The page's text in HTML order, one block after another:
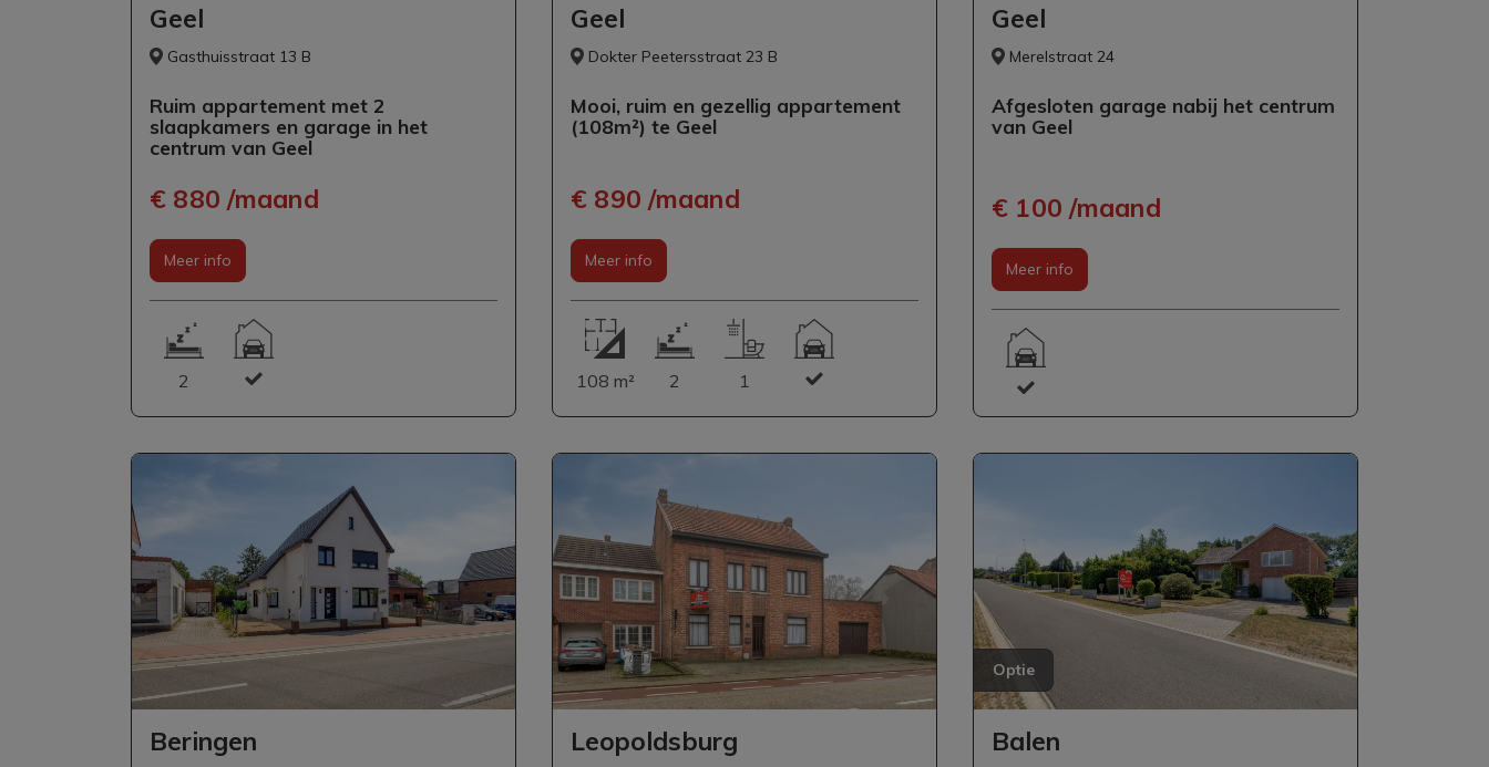
Geel
Gasthuisstraat 13 B
Ruim appartement met 2
slaapkamers en garage in het
centrum van Geel
€ 880 /maand
Meer info
2
Geel
Dokter Peetersstraat 23 B
Mooi, ruim en gezellig appartement
(108m²) te Geel
€ 890 /maand
Meer info
108 m² 2 1
Geel
Merelstraat 24
Afgesloten garage nabij het centrum
van Geel
€ 100 /maand
Meer info
Beringen Leopoldsburg
optie
Balen